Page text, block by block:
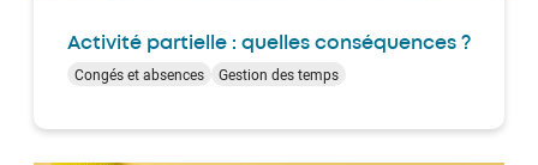
Activité partielle : quelles conséquences ?
Congés et absences Gestion des temps